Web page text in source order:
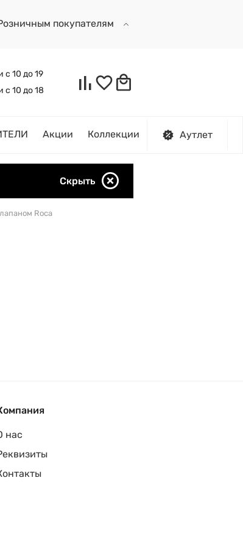
покупателям
с 10 до 19
с 10 до 18
Акции Коллекции Аутлет
Скрыть
Roca
нас